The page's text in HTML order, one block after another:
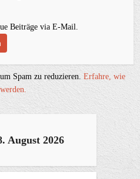
Beiträge via E-Mail.
Spam zu reduzieren.Erfahre, wie
August 2026